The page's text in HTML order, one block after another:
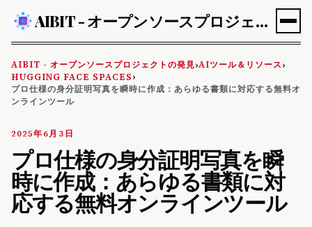
AIBIT - オープンソースプロジェクトの発見
AIBIT - オープンソースプロジェクトの発見›AIツール＆リソース›
HUGGING FACE SPACES›
プロ仕様の身分証明写真を瞬時に作成：あらゆる書類に対応する無料オ
ンラインツール
2025年6月3日
プロ仕様の身分証明写真を瞬
時に作成：あらゆる書類に対
応する無料オンラインツール